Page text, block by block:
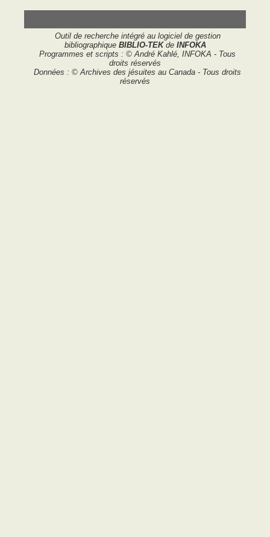
Outil de recherche intégré au logiciel de gestion
bibliographique BIBLIO-TEKde INFOKA
Programmes et scripts : © André Kahlé, INFOKA - Tous
droits réservés
Données : © Archives des jésuites au Canada - Tous droits
réservés